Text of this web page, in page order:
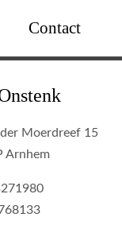
Contact
Moerdreef 15
Arnhem